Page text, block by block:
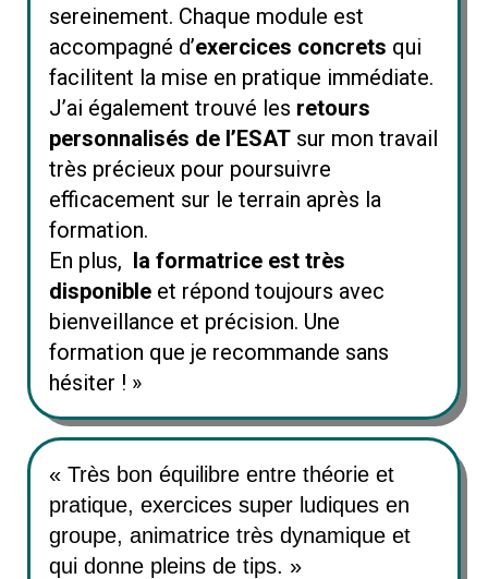
sereinement. Chaque module est
accompagné d’exercices concrets qui
facilitent la mise en pratique immédiate.
J’ai également trouvé les retours
personnalisés de l’ESAT sur mon travail
très précieux pour poursuivre
efficacement sur le terrain après la
formation.
En plus, la formatrice est très
disponible et répond toujours avec
bienveillance et précision. Une
formation que je recommande sans
hésiter ! »
« Très bon équilibre entre théorie et
pratique, exercices super ludiques en
groupe, animatrice très dynamique et
qui donne pleins de tips. »